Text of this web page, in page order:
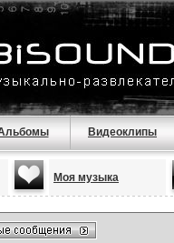
Видеоклипы
Моя музыка